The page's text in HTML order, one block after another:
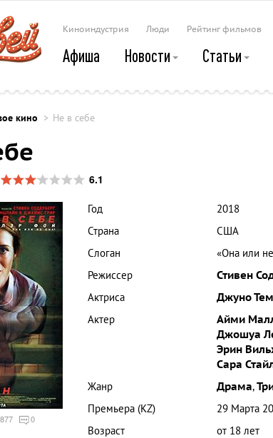
Киноиндустрия Люди Рейтинг фильмов
Афиша Новости Статьи
кино Не в себе
6.1
0
Год
2018
Страна
США
Слоган
«Она или
Режиссер
Стивен
Актриса
Джуно
Актер
Айми
Джошуа
Эрин
Сара
Жанр
Драма,
Премьера (KZ)
29 Марта
Возраст
от 18 лет